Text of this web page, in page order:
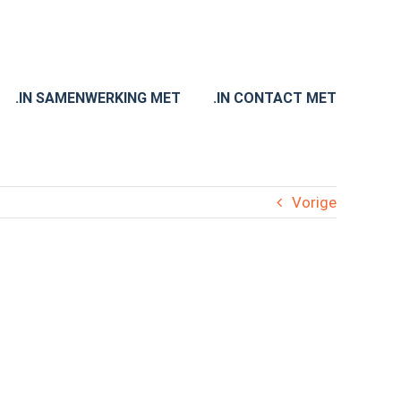
.IN SAMENWERKING MET .IN CONTACT MET
Vorige